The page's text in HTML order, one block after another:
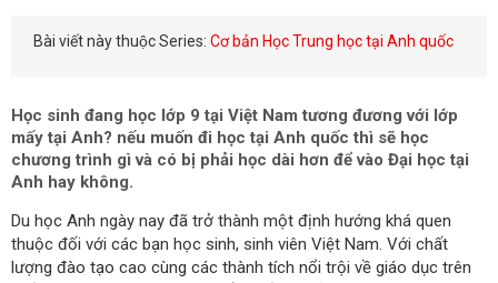
Bài viết này thuộc Series: Cơ bản Học Trung học tại Anh quốc
Học sinh đang học lớp 9 tại Việt Nam tương đương với lớp
mấy tại Anh? nếu muốn đi học tại Anh quốc thì sẽ học
chương trình gì và có bị phải học dài hơn để vào Đại học tại
Anh hay không.
Du học Anh ngày nay đã trở thành một định hướng khá quen
thuộc đối với các bạn học sinh, sinh viên Việt Nam. Với chất
lượng đào tạo cao cùng các thành tích nổi trội về giáo dục trên